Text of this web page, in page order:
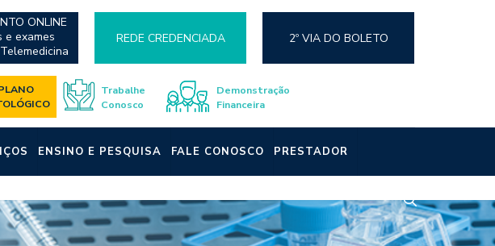
ONLINE
e exames
REDE CREDENCIADA 2º VIA DO BOLETO
Trabalhe
Conosco
Demonstração
Financeira
ENSINO E PESQUISA FALE CONOSCO PRESTADOR